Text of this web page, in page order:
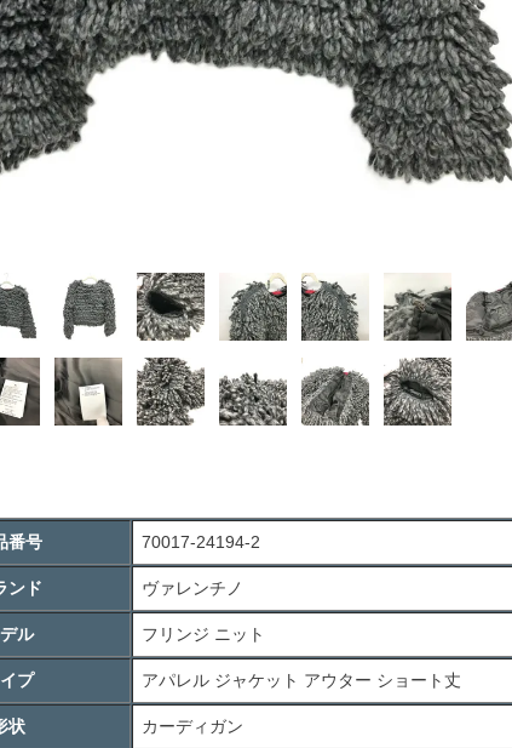
番号
70017-24194-2
ンド ヴァレンチノ
ル フリンジ ニット
プ アパレル ジャケット アウター ショート丈
状 カーディガン